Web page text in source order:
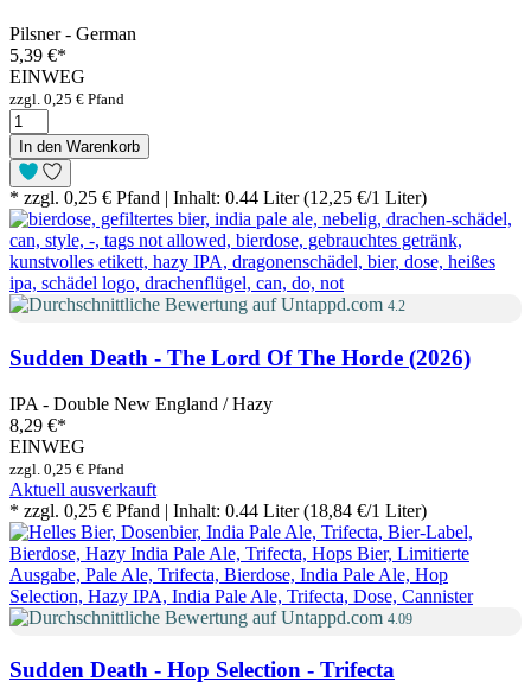
Pilsner - German
5,39 €*
EINWEG
zzgl. 0,25 € Pfand
In den Warenkorb
* zzgl. 0,25 € Pfand | Inhalt: 0.44 Liter (12,25 €/1 Liter)
4.2
Sudden Death - The Lord Of The Horde (2026)
IPA - Double New England / Hazy
8,29 €*
EINWEG
zzgl. 0,25 € Pfand
Aktuell ausverkauft
* zzgl. 0,25 € Pfand | Inhalt: 0.44 Liter (18,84 €/1 Liter)
4.09
Sudden Death - Hop Selection - Trifecta